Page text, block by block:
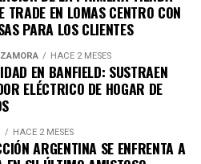
del municipio para
que se sumarán
TRADE EN LOMAS CENTRO CON
PARA LOS CLIENTES
HACE 2 MESES
EN BANFIELD: SUSTRAEN
ELÉCTRICO DE HOGAR DE
HACE 2 MESES
ARGENTINA SE ENFRENTA A